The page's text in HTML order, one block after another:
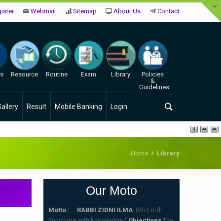
Webmail Sitemap About Us Contact
Result Mobile Banking Login
Resource Routine Exam Library
Policies
&
Guidelines
Home Library
Our Moto
Motto : RABBI ZIDNI ILMA. (Oh Lord!